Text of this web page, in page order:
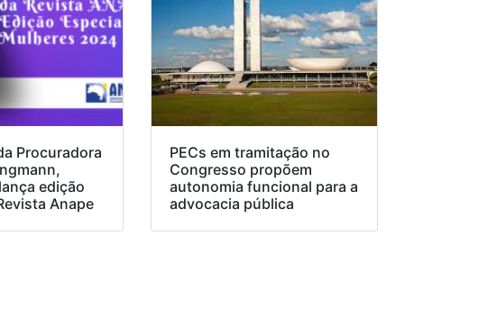
Procuradora
edição
Anape
PECs em tramitação no
Congresso propõem
autonomia funcional para a
advocacia pública